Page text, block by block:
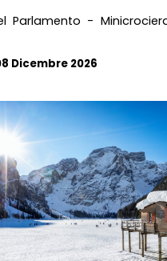
Parlamento -
Dicembre 2026